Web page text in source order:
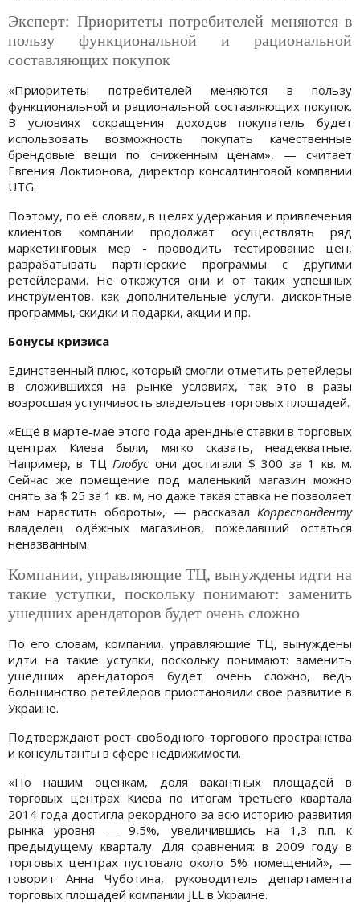
Эксперт: Приоритеты потребителей меняются в
пользу функциональной и рациональной
составляющих покупок
«Приоритеты потребителей меняются в пользу
функциональной и рациональной составляющих покупок.
В условиях сокращения доходов покупатель будет
использовать возможность покупать качественные
брендовые вещи по сниженным ценам», — считает
Евгения Локтионова, директор консалтинговой компании
UTG.
Поэтому, по её словам, в целях удержания и привлечения
клиентов компании продолжат осуществлять ряд
маркетинговых мер - проводить тестирование цен,
разрабатывать партнёрские программы с другими
ретейлерами. Не откажутся они и от таких успешных
инструментов, как дополнительные услуги, дисконтные
программы, скидки и подарки, акции и пр.
Бонусы кризиса
Единственный плюс, который смогли отметить ретейлеры
в сложившихся на рынке условиях, так это в разы
возросшая уступчивость владельцев торговых площадей.
«Ещё в марте-мае этого года арендные ставки в торговых
центрах Киева были, мягко сказать, неадекватные.
Например, в ТЦГлобус они достигали $ 300 за 1 кв. м.
Сейчас же помещение под маленький магазин можно
снять за $ 25 за 1 кв. м, но даже такая ставка не позволяет
нам нарастить обороты», — рассказал Корреспонденту
владелец одёжных магазинов, пожелавший остаться
неназванным.
Компании, управляющие ТЦ, вынуждены идти на
такие уступки, поскольку понимают: заменить
ушедших арендаторов будет очень сложно
По его словам, компании, управляющие ТЦ, вынуждены
идти на такие уступки, поскольку понимают: заменить
ушедших арендаторов будет очень сложно, ведь
большинство ретейлеров приостановили свое развитие в
Украине.
Подтверждают рост свободного торгового пространства
и консультанты в сфере недвижимости.
«По нашим оценкам, доля вакантных площадей в
торговых центрах Киева по итогам третьего квартала
2014 года достигла рекордного за всю историю развития
рынка уровня — 9,5%, увеличившись на 1,3 п.п. к
предыдущему кварталу. Для сравнения: в 2009 году в
торговых центрах пустовало около 5% помещений», —
говорит Анна Чуботина, руководитель департамента
торговых площадей компании JLL в Украине.